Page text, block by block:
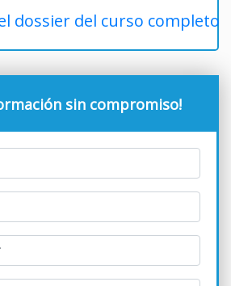
dossier del curso completo
sin compromiso!